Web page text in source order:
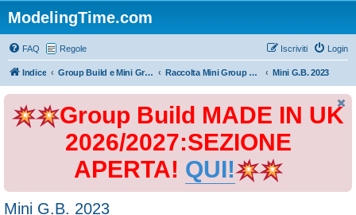
ModelingTime.com
FAQ Regole Login
Iscriviti
Indice Group Build e Mini Group Build Raccolta Mini Group Build Mini G.B. 2023
Group Build MADE IN UK
2026/2027:SEZIONE
APERTA! QUI!
Mini G.B. 2023